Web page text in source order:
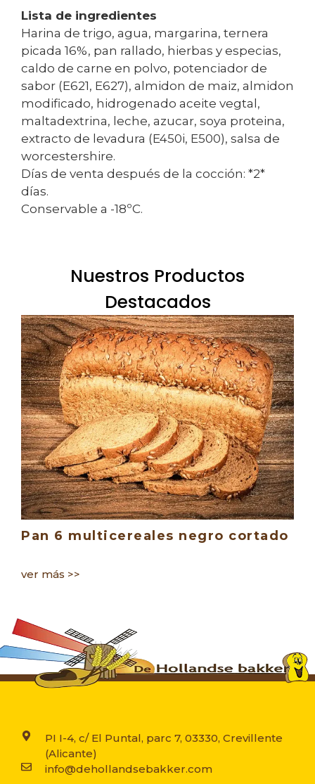
Lista de ingredientes
Harina de trigo, agua, margarina, ternera
picada 16%, pan rallado, hierbas y especias,
caldo de carne en polvo, potenciador de
sabor (E621, E627), almidon de maiz, almidon
modificado, hidrogenado aceite vegtal,
maltadextrina, leche, azucar, soya proteina,
extracto de levadura (E450i, E500), salsa de
worcestershire.
Días de venta después de la cocción: *2*
días.
Conservable a -18ºC.
Nuestros Productos
Destacados
Pan 6 multicereales negro cortado
ver más >>
PI I-4, c/ El Puntal, parc 7, 03330, Crevillente
(Alicante)
info@dehollandsebakker.com